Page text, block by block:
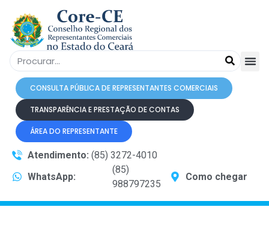
CONSULTA PÚBLICA DE REPRESENTANTES COMERCIAIS
TRANSPARÊNCIA E PRESTAÇÃO DE CONTAS
ÁREA DO REPRESENTANTE
Atendimento: (85) 3272-4010
WhatsApp:
(85)
988797235
Como chegar